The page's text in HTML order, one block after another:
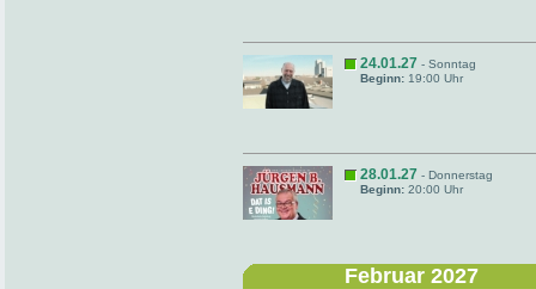
24.01.27 - Sonntag
Beginn: 19:00 Uhr
28.01.27 - Donnerstag
Beginn: 20:00 Uhr
Februar 2027